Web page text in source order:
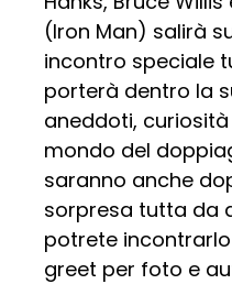
(Iron Man) salirà
incontro speciale
porterà dentro la
aneddoti,
mondo del
saranno anche
sorpresa tutta da
potrete
greet per foto e